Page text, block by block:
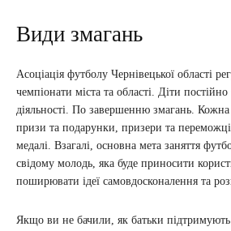
Види змагань
Асоціація футболу Чернівецької області
чемпіонати міста та області. Діти постійно
діяльності. По завершенню змагань.
призи та подарунки, призери та
медалі. Взагалі, основна мета заняття
свідому молодь, яка буде приносити
поширювати ідеї самовдосконалення та
Якщо ви не бачили, як батьки підтримують